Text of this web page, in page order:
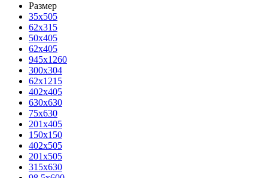
Размер
35х505
62x315
50x405
62х405
945x1260
300x304
62x1215
402x405
630x630
75x630
201x405
150x150
402x505
201x505
315x630